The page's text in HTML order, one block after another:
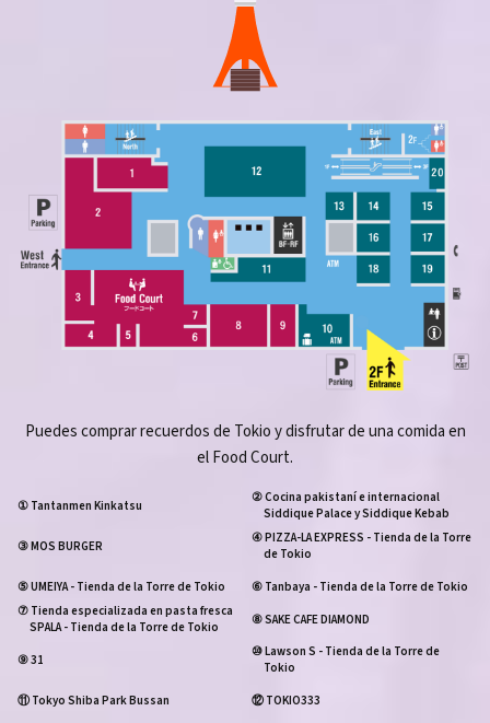
Puedes comprar recuerdos de Tokio y disfrutar de una comida en
el Food Court.
① Tantanmen Kinkatsu
② Cocina pakistaní e internacional
Siddique Palace y Siddique Kebab
③ MOS BURGER
④ PIZZA-LA EXPRESS - Tienda de la Torre
de Tokio
⑤ UMEIYA - Tienda de la Torre de Tokio
⑥ Tanbaya - Tienda de la Torre de Tokio
⑦ Tienda especializada en pasta fresca
SPALA - Tienda de la Torre de Tokio
⑧ SAKE CAFE DIAMOND
⑨ 31
⑩ Lawson S - Tienda de la Torre de
Tokio
⑪ Tokyo Shiba Park Bussan
⑫ TOKIO333